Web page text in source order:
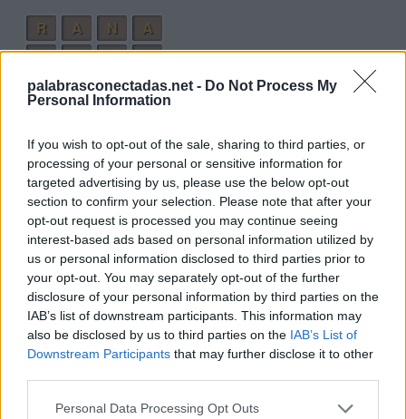
palabrasconectadas.net - Do Not Process My
Personal Information
If you wish to opt-out of the sale, sharing to third parties, or
processing of your personal or sensitive information for
targeted advertising by us, please use the below opt-out
section to confirm your selection. Please note that after your
opt-out request is processed you may continue seeing
interest-based ads based on personal information utilized by
us or personal information disclosed to third parties prior to
your opt-out. You may separately opt-out of the further
disclosure of your personal information by third parties on the
IAB’s list of downstream participants. This information may
also be disclosed by us to third parties on the IAB’s List of
Downstream Participants that may further disclose it to other
Personal Data Processing Opt Outs
R
A N
A
C
R E
A
C
A E
N
C
E N A
R
A
C E R
A
C
A E
R
C
E N
A
C
A J
A
C
A R
A
A
C R
E
A
R C
E
E
R A
N
R C
A